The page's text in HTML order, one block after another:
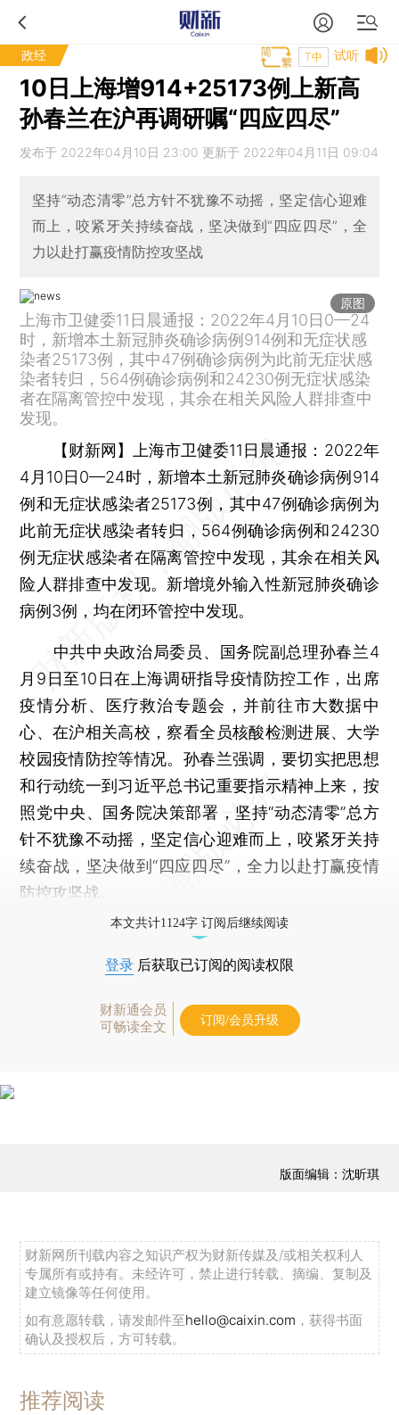
政经 试听
T中
10日上海增914+25173例上新高
孙春兰在沪再调研嘱“四应四尽”
发布于 2022年04月10日 23:00 更新于 2022年04月11日 09:04
坚持“动态清零”总方针不犹豫不动摇，坚定信心迎难
而上，咬紧牙关持续奋战，坚决做到“四应四尽”，全
力以赴打赢疫情防控攻坚战
原图
上海市卫健委11日晨通报：2022年4月10日0—24
时，新增本土新冠肺炎确诊病例914例和无症状感
染者25173例，其中47例确诊病例为此前无症状感
染者转归，564例确诊病例和24230例无症状感染
者在隔离管控中发现，其余在相关风险人群排查中
发现。
【财新网】
上海市卫健委11日晨通报：2022年
4月10日0—24时，新增本土新冠肺炎确诊病例914
例和无症状感染者25173例，其中47例确诊病例为
此前无症状感染者转归，564例确诊病例和24230
例无症状感染者在隔离管控中发现，其余在相关风
险人群排查中发现。新增境外输入性新冠肺炎确诊
病例3例，均在闭环管控中发现。
中共中央政治局委员、国务院副总理孙春兰4
月9日至10日在上海调研指导疫情防控工作，出席
疫情分析、医疗救治专题会，并前往市大数据中
心、在沪相关高校，察看全员核酸检测进展、大学
校园疫情防控等情况。孙春兰强调，要切实把思想
和行动统一到习近平总书记重要指示精神上来，按
照党中央、国务院决策部署，坚持“动态清零”总方
针不犹豫不动摇，坚定信心迎难而上，咬紧牙关持
续奋战，坚决做到“四应四尽”，全力以赴打赢疫情
防控攻坚战。
本文共计1124字 订阅后继续阅读
登录 后获取已订阅的阅读权限
财新通会员
可畅读全文
订阅/会员升级
版面编辑：沈昕琪
财新网所刊载内容之知识产权为财新传媒及/或相关权利人
专属所有或持有。未经许可，禁止进行转载、摘编、复制及
建立镜像等任何使用。
如有意愿转载，请发邮件至hello@caixin.com ，获得书面
确认及授权后，方可转载。
推荐阅读